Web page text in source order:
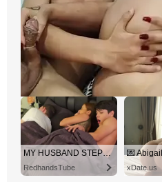
MY HUSBAND STEPSON MISTAKENLY GIVES ME IN THE ASS
RedhandsTube xDate.us